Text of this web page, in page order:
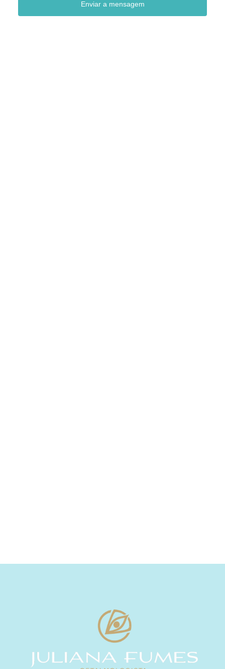
Enviar a mensagem